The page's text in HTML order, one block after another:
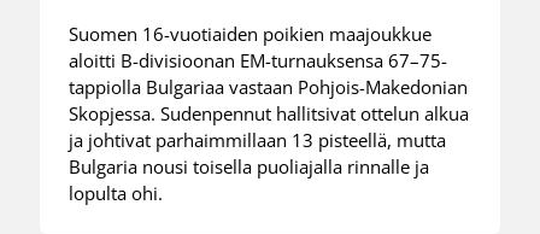
Suomen 16-vuotiaiden poikien maajoukkue
aloitti B-divisioonan EM-turnauksensa 67–75-
tappiolla Bulgariaa vastaan Pohjois-Makedonian
Skopjessa. Sudenpennut hallitsivat ottelun alkua
ja johtivat parhaimmillaan 13 pisteellä, mutta
Bulgaria nousi toisella puoliajalla rinnalle ja
lopulta ohi.